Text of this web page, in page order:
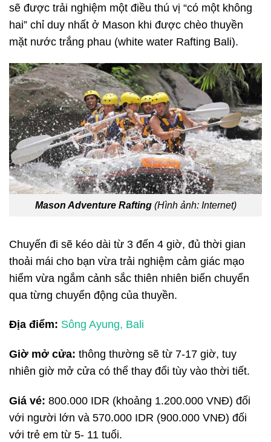
sẽ được trải nghiệm một điều thú vị “có một không
hai” chỉ duy nhất ở Mason khi được chèo thuyền
mặt nước trắng phau (white water Rafting Bali).
Mason Adventure Rafting (Hình ảnh: Internet)
Chuyến đi sẽ kéo dài từ 3 đến 4 giờ, đủ thời gian
thoải mái cho bạn vừa trải nghiệm cảm giác mạo
hiểm vừa ngắm cảnh sắc thiên nhiên biến chuyển
qua từng chuyển động của thuyền.
Địa điểm: Sông Ayung, Bali
Giờ mở cửa: thông thường sẽ từ 7-17 giờ, tuy
nhiên giờ mở cửa có thể thay đổi tùy vào thời tiết.
Giá vé: 800.000 IDR (khoảng 1.200.000 VNĐ) đối
với người lớn và 570.000 IDR (900.000 VNĐ) đối
với trẻ em từ 5- 11 tuổi.